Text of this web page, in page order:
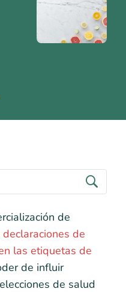
de
declaraciones de
las etiquetas de
de influir
de salud